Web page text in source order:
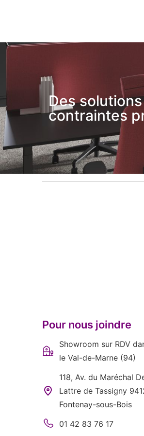
Des
contraintes
Pour nous joindre
Showroom sur RDV
le Val-de-Marne (94)
118, Av. du Maréchal
Lattre de Tassigny
Fontenay-sous-Bois
01 42 83 76 17